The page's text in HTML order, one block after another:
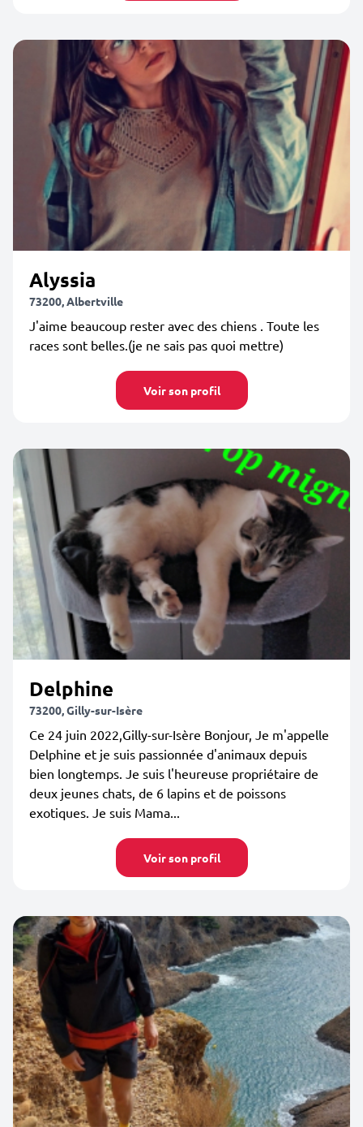
Alyssia
73200, Albertville
J'aime beaucoup rester avec des chiens . Toute les
races sont belles.(je ne sais pas quoi mettre)
Voir son profil
Delphine
73200, Gilly-sur-Isère
Ce 24 juin 2022,Gilly-sur-Isère Bonjour, Je m'appelle
Delphine et je suis passionnée d'animaux depuis
bien longtemps. Je suis l'heureuse propriétaire de
deux jeunes chats, de 6 lapins et de poissons
exotiques. Je suis Mama...
Voir son profil